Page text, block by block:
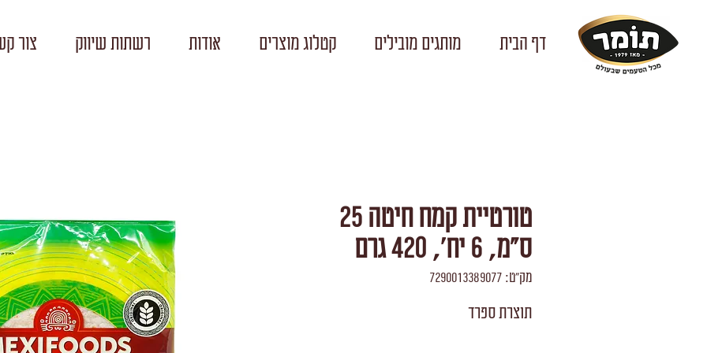
דף הבית מותגים מובילים קטלוג מוצרים אודות רשתות שיווק צור
טורטיית קמח חיטה 25
ס"מ, 6 יח', 420 גרם
מק"ט: 7290013389077
תוצרת ספרד